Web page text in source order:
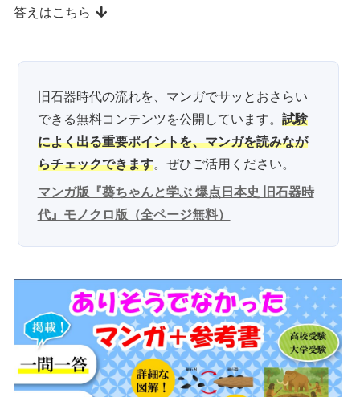
答えはこちら
旧石器時代の流れを、マンガでサッとおさらい
できる無料コンテンツを公開しています。 試験
によく出る重要ポイントを、マンガを読みなが
らチェックできます。ぜひご活用ください。
マンガ版『葵ちゃんと学ぶ 爆点日本史 旧石器時
代』モノクロ版（全ページ無料）